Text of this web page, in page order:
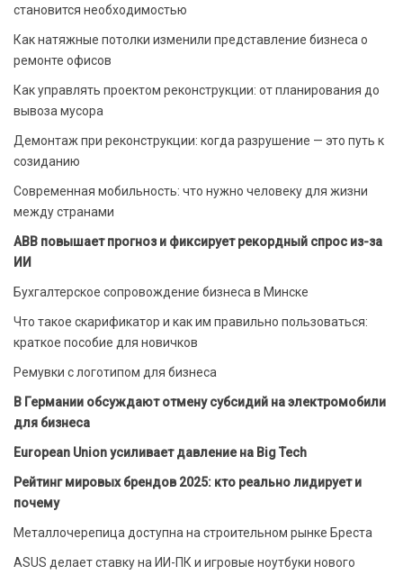
становится необходимостью
Как натяжные потолки изменили представление бизнеса о
ремонте офисов
Как управлять проектом реконструкции: от планирования до
вывоза мусора
Демонтаж при реконструкции: когда разрушение — это путь к
созиданию
Современная мобильность: что нужно человеку для жизни
между странами
ABB повышает прогноз и фиксирует рекордный спрос из-за
ИИ
Бухгалтерское сопровождение бизнеса в Минске
Что такое скарификатор и как им правильно пользоваться:
краткое пособие для новичков
Ремувки с логотипом для бизнеса
В Германии обсуждают отмену субсидий на электромобили
для бизнеса
European Union усиливает давление на Big Tech
Рейтинг мировых брендов 2025: кто реально лидирует и
почему
Металлочерепица доступна на строительном рынке Бреста
ASUS делает ставку на ИИ-ПК и игровые ноутбуки нового